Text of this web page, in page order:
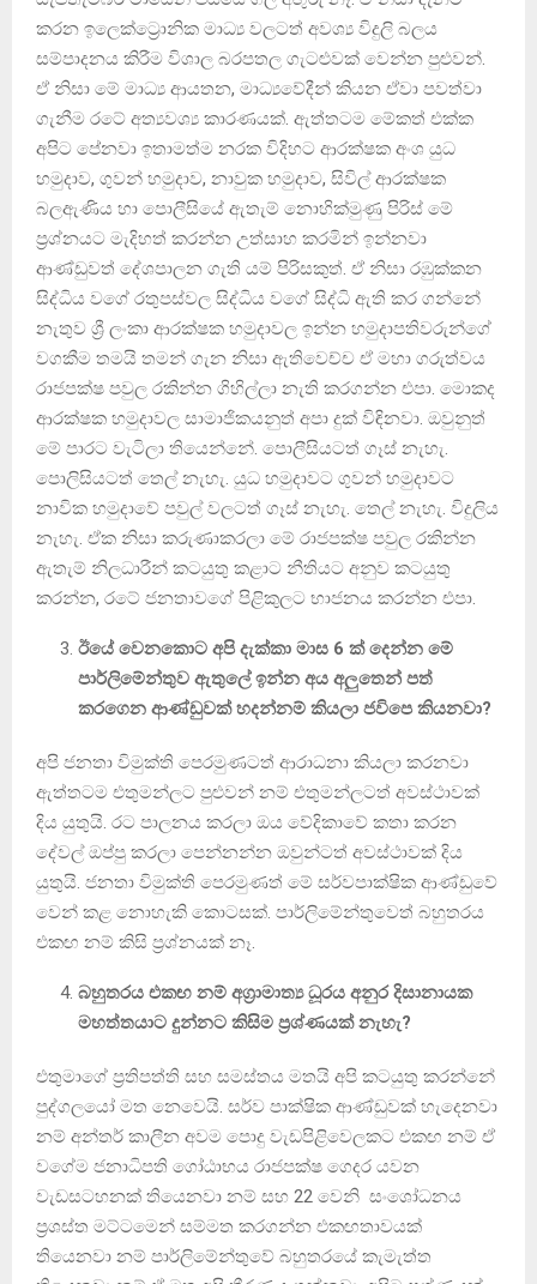
කරන ඉලෙක්ට්‍රොනික මාධ්‍ය වලටත් අවශ්‍ය විදුලි බලය
සම්පාදනය කිරීම විශාල බරපතල ගැටළුවක් වෙන්න පුළුවන්.
ඒ නිසා මේ මාධ්‍ය ආයතන, මාධ්‍යවේදීන් කියන ඒවා පවත්වා
ගැනීම රටේ අත්‍යවශ්‍ය කාරණයක්. ඇත්තටම මේකත් එක්ක
අපිට පේනවා ඉතාමත්ම නරක විදිහට ආරක්ෂක අංශ යුධ
හමුදාව, ගුවන් හමුදාව, නාවුක හමුදාව, සිවිල් ආරක්ෂක
බලඇණිය හා පොලීසියේ ඇතැම් නොහික්මුණු පිරිස් මේ
ප්‍රශ්නයට මැදිහත් කරන්න උත්සාහ කරමින් ඉන්නවා
ආණ්ඩුවත් දේශපාලන ගැති යම් පිරිසකුත්. ඒ නිසා රඹුක්කන
සිද්ධිය වගේ රතුපස්වල සිද්ධිය වගේ සිද්ධි ඇති කර ගන්නේ
නැතුව ශ්‍රී ලංකා ආරක්ෂක හමුදාවල ඉන්න හමුදාපතිවරුන්ගේ
වගකීම තමයි තමන් ගැන නිසා ඇතිවෙච්ච ඒ මහා ගරුත්වය
රාජපක්ෂ පවුල රකින්න ගිහිල්ලා නැති කරගන්න එපා. මොකද
ආරක්ෂක හමුදාවල සාමාජිකයනුත් අපා දුක් විඳිනවා. ඔවුනුත්
මේ පාරට වැටිලා තියෙන්නේ. පොලීසියටත් ගෑස් නැහැ.
පොලිසියටත් තෙල් නැහැ. යුධ හමුදාවට ගුවන් හමුදාවට
නාවික හමුදාවේ පවුල් වලටත් ගෑස් නැහැ. තෙල් නැහැ. විදුලිය
නැහැ. ඒක නිසා කරුණාකරලා මේ රාජපක්ෂ පවුල රකින්න
ඇතැම් නිලධාරීන් කටයුතු කළාට නීතියට අනුව කටයුතු
කරන්න, රටේ ජනතාවගේ පිළිකුලට භාජනය කරන්න එපා.
ඊයේ වෙනකොට අපි දැක්කා මාස 6 ක් දෙන්න මේ
පාර්ලිමේන්තුව ඇතුලේ ඉන්න අය අලුතෙන් පත්
කරගෙන ආණ්ඩුවක් හදන්නම් කියලා ජවිපෙ කියනවා?
අපි ජනතා විමුක්ති පෙරමුණටත් ආරාධනා කියලා කරනවා
ඇත්තටම එතුමන්ලට පුළුවන් නම් එතුමන්ලටත් අවස්ථාවක්
දිය යුතුයි. රට පාලනය කරලා ඔය වේදිකාවේ කතා කරන
දේවල් ඔප්පු කරලා පෙන්නන්න ඔවුන්ටත් අවස්ථාවක් දිය
යුතුයි. ජනතා විමුක්ති පෙරමුණත් මේ සර්වපාක්ෂික ආණ්ඩුවේ
වෙන් කළ නොහැකි කොටසක්. පාර්ලිමේන්තුවෙත් බහුතරය
එකඟ නම් කිසි ප්‍රශ්නයක් නෑ.
බහුතරය එකඟ නම් අග්‍රාමාත්‍ය ධූරය අනුර දිසානායක
මහත්තයාට දුන්නට කිසිම ප්‍රශ්ණයක් නැහැ?
එතුමාගේ ප්‍රතිපත්ති සහ සමස්තය මතයි අපි කටයුතු කරන්නේ
පුද්ගලයෝ මත නෙවෙයි. සර්ව පාක්ෂික ආණ්ඩුවක් හැදෙනවා
නම් අන්තර් කාලීන අවම පොදු වැඩපිළිවෙලකට එකඟ නම් ඒ
වගේම ජනාධිපති ගෝඨාභය රාජපක්ෂ ගෙදර යවන
වැඩසටහනක් තියෙනවා නම් සහ 22 වෙනි සංශෝධනය
ප්‍රශස්ත මට්ටමෙන් සම්මත කරගන්න එකඟතාවයක්
තියෙනවා නම් පාර්ලිමේන්තුවේ බහුතරයේ කැමැත්ත